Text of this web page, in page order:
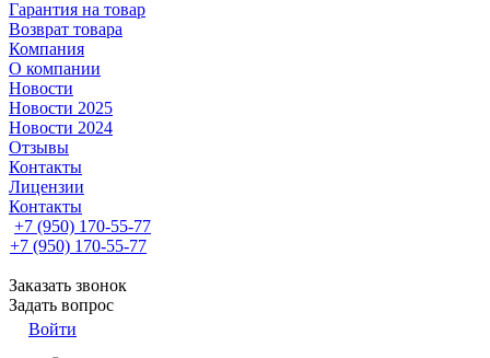
Гарантия на товар
Возврат товара
Компания
О компании
Новости
Новости 2025
Новости 2024
Отзывы
Контакты
Лицензии
Контакты
+7 (950) 170-55-77
+7 (950) 170-55-77
Заказать звонок
Задать вопрос
Войти